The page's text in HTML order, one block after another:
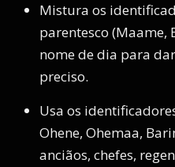
Mistura os
parentesco (Maame,
nome de dia para
preciso.
Usa os
Ohene, Ohemaa,
anciãos, chefes,